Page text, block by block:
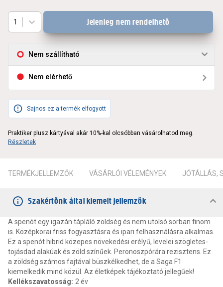
Nem szállítható
Nem elérhető
1 Jelenleg nem rendelhető
Sajnos ez a termék elfogyott
Praktiker plusz kártyával akár 10%-kal olcsóbban vásárolhatod meg.
Részletek
TERMÉKJELLEMZŐK VÁSÁRLÓI VÉLEMÉNYEK JÓTÁLLÁS,
Szakértőnk által kiemelt jellemzők
A spenót egy igazán tápláló zöldség és nem utolsó sorban finom
is. Középkorai friss fogyasztásra és ipari felhasználásra alkalmas.
Ez a spenót hibrid közepes növekedési erélyű, levelei szögletes-
tojásdad alakúak és zöld színűek. Peronoszpórára rezisztens. Ez
a zöldség számos fajtával büszkélkedhet, de a Saga F1
kiemelkedik mind közül. Az életképek tájékoztató jellegűek!
Kellékszavatosság: 2 év